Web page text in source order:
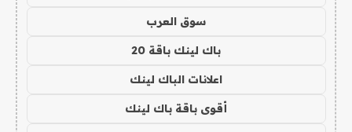
سوق العرب
باك لينك باقة 20
اعلانات الباك لينك
أقوى باقة باك لينك